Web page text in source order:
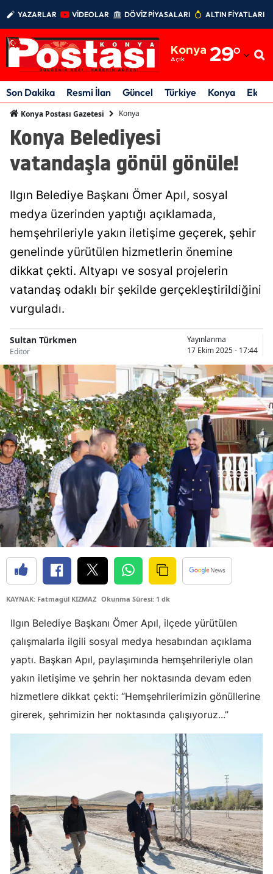
YAZARLAR VİDEOLAR DÖVİZ PİYASALARI ALTIN FİYATLARI
Konya
Açık 29°
Adıyaman
Afyonkarahisar
Ankara
Artvin
Aydın
Bilecik
Bitlis
Bolu
Burdur
Bursa
Çanakkale
Çankırı
Çorum
Denizli
Diyarbakır
Edirne
Elazığ
Erzurum
Eskişehir
Giresun
Gümüşhane
Hakkari
Hatay
Isparta
Mersin
İstanbul
Son Dakika Resmi İlan Güncel Türkiye Konya
Konya Postası Gazetesi Konya
Konya Belediyesi
vatandaşla gönül gönüle!
Ilgın Belediye Başkanı Ömer Apıl, sosyal
medya üzerinden yaptığı açıklamada,
hemşehrileriyle yakın iletişime geçerek, şehir
genelinde yürütülen hizmetlerin önemine
dikkat çekti. Altyapı ve sosyal projelerin
vatandaş odaklı bir şekilde gerçekleştirildiğini
vurguladı.
Sultan Türkmen
Editör
Yayınlanma
17 Ekim 2025 - 17:44
KAYNAK: Fatmagül KIZMAZ Okunma Süresi: 1 dk
Ilgın Belediye Başkanı Ömer Apıl, ilçede yürütülen
çalışmalarla ilgili sosyal medya hesabından açıklama
yaptı. Başkan Apıl, paylaşımında hemşehrileriyle olan
yakın iletişime ve şehrin her noktasında devam eden
hizmetlere dikkat çekti: “Hemşehrilerimizin gönüllerine
girerek, şehrimizin her noktasında çalışıyoruz...”